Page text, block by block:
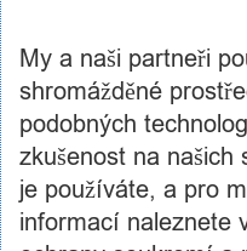
IČ:
+420 602
Společnost je zapsaná v obchodním
My a naši partneři
shromážděné
podobných
zkušenost na
je používáte, a pro
informací naleznete